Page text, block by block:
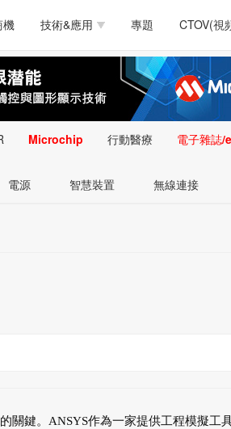
醫療電子
安防監控
機 技術&應用
電源技術
醫療電子 通訊&網路
類比技術 LED/照明技術
嵌入技術 感測技術
專題 CTOV(視
醫療電子
安防監控
醫療電子 通訊&網路
類比技術 LED/照明技術
嵌入技術 感測技術
智慧型視覺影像/監
控技術
Microchip 行動醫療 電子雜誌/
電源 智慧裝置 無線連接
鍵。ANSYS作為一家提供工程模擬工